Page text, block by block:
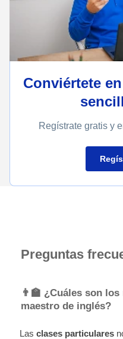
Conviértete
Regístrate gratis y
Preguntas
👨‍🏫 ¿Cuáles son
maestro de inglés?
Las clases particulares